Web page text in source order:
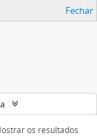
Fechar
os resultados